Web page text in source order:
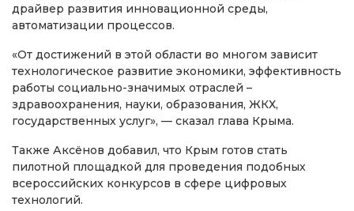
драйвер развития инновационной среды,
автоматизации процессов.
«От достижений в этой области во многом зависит
технологическое развитие экономики, эффективность
работы социально-значимых отраслей –
здравоохранения, науки, образования, ЖКХ,
государственных услуг», — сказал глава Крыма.
Также Аксёнов добавил, что Крым готов стать
пилотной площадкой для проведения подобных
всероссийских конкурсов в сфере цифровых
технологий.